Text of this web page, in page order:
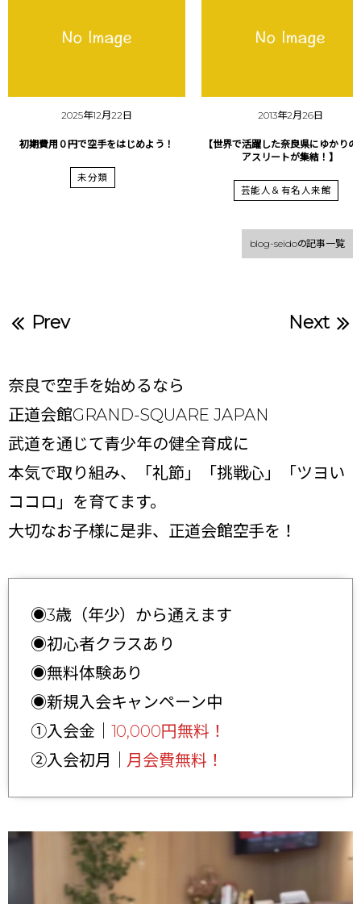
2025年12月22日
初期費用０円で空手をはじめよう！
未分類
2013年2月26日
【世界で活躍した奈良県にゆかりの
アスリートが集結！】
芸能人＆有名人来館
blog-seidoの記事一覧
Prev Next
奈良で空手を始めるなら
正道会館GRAND-SQUARE JAPAN
武道を通じて青少年の健全育成に
本気で取り組み、「礼節」「挑戦心」「ツヨい
ココロ」を育てます。
大切なお子様に是非、正道会館空手を！
◉3歳（年少）から通えます
◉初心者クラスあり
◉無料体験あり
◉新規入会キャンペーン中
①入会金｜ 10,000円無料！
②入会初月｜ 月会費無料！